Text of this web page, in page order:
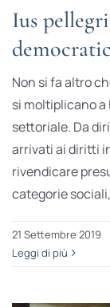
Ius
Non si fa altro
si moltiplicano
settoriale. Da
arrivati ai diritti
rivendicare
categorie
21 Settembre 2019
Leggi di più